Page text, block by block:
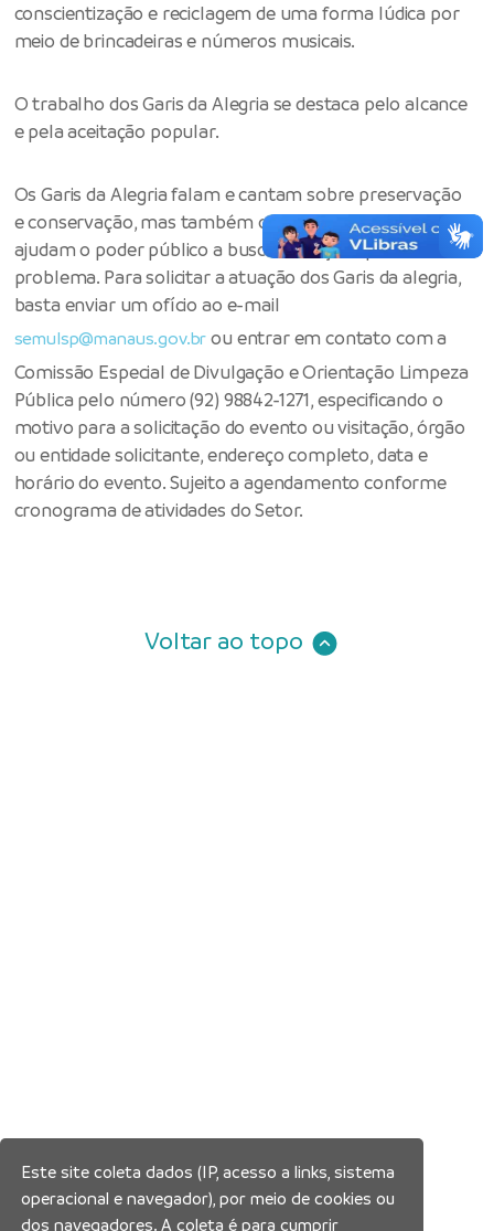
conscientização e reciclagem de uma forma lúdica por
meio de brincadeiras e números musicais.
O trabalho dos Garis da Alegria se destaca pelo alcance
e pela aceitação popular.
Os Garis da Alegria falam e cantam sobre preservação
e conservação, mas também ouvem a população e
ajudam o poder público a buscar soluções para cada
problema. Para solicitar a atuação dos Garis da alegria,
basta enviar um ofício ao e-mail
semulsp@manaus.gov.brou entrar em contato com a
Comissão Especial de Divulgação e Orientação Limpeza
Pública pelo número (92) 98842-1271, especificando o
motivo para a solicitação do evento ou visitação, órgão
ou entidade solicitante, endereço completo, data e
horário do evento. Sujeito a agendamento conforme
cronograma de atividades do Setor.
Voltar ao topo
Este site coleta dados (IP, acesso a links, sistema
operacional e navegador), por meio de cookies ou
dos navegadores. A coleta é para cumprir